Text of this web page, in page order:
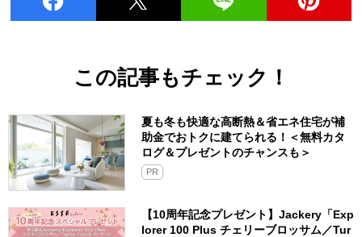
この記事もチェック！
夏も冬も快適な高断熱＆省エネ住宅が補
助金でおトクに建てられる！＜無料カタ
ログ＆プレゼントのチャンスも＞
PR
【10周年記念プレゼント】Jackery「Exp
lorer 100 Plus チェリーブロッサム／Tur